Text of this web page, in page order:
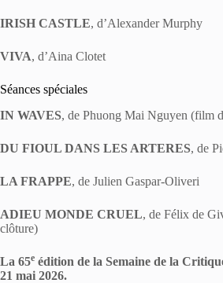
IRISH CASTLE, d’Alexander Murphy
VIVA, d’Aina Clotet
Séances spéciales
IN WAVES, de Phuong Mai Nguyen (film
DU FIOUL DANS LES ARTERES, de
LA FRAPPE, de Julien Gaspar-Oliveri
ADIEU MONDE CRUEL, de Félix de
clôture)
La 65e édition de la Semaine de la
21 mai 2026.